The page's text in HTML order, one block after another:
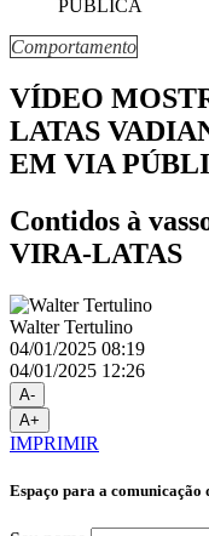
Comportamento
VÍDEO
LATAS
EM VIA
Contidos à
VIRA-LATAS
Walter Tertulino
04/01/2025 08:19
04/01/2025 12:26
A-
A+
IMPRIMIR
Espaço para a comunicação